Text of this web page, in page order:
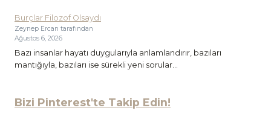
Burçlar Filozof Olsaydı
Zeynep Ercan tarafından
Ağustos 6, 2026
Bazı insanlar hayatı duygularıyla anlamlandırır, bazıları
mantığıyla, bazıları ise sürekli yeni sorular...
Bizi Pinterest'te Takip Edin!